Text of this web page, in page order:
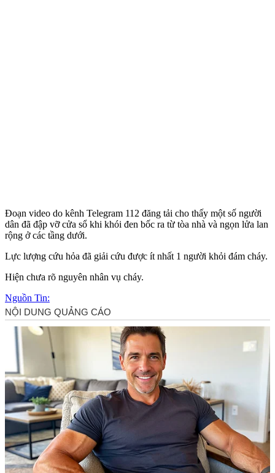
Đoạn video do kênh Telegram 112 đăng tải cho thấy một số người
dân đã đập vỡ cửa sổ khi khói đen bốc ra từ tòa nhà và ngọn lửa lan
rộng ở các tầng dưới.
Lực lượng cứu hỏa đã giải cứu được ít nhất 1 người khỏi đám cháy.
Hiện chưa rõ nguyên nhân vụ cháy.
Nguồn Tin: